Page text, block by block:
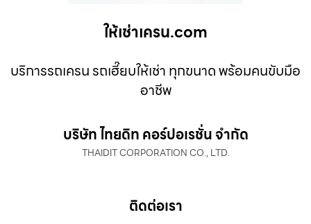
ให้เช่าเครน.com
บริการรถเครน รถเฮี๊ยบให้เช่า ทุกขนาด พร้อมคนขับมือ
อาชีพ
บริษัท ไทยดิท คอร์ปอเรชั่น จำกัด
THAIDIT CORPORATION CO., LTD.
ติดต่อเรา